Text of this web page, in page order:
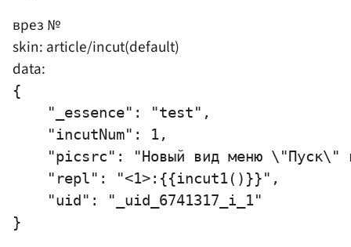
врез №
skin: article/incut(default)
data:
{
    "_essence": "test",
    "incutNum": 1,
"picsrc": "Новый вид меню \"Пуск\"
    "repl": "<1>:{{incut1()}}",
    "uid": "_uid_6741317_i_1"